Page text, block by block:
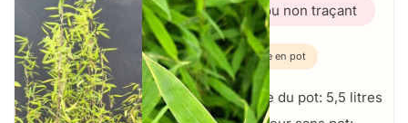
Bambou non traçant
Plante en pot
Taille du pot: 5,5 litres